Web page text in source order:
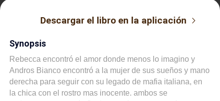
Descargar el libro en la aplicación
Synopsis
Rebecca encontró el amor donde menos lo imagino y
Andros Bianco encontró a la mujer de sus sueños y mano
derecha para seguir con su legado de mafia italiana, en
la chica con el rostro mas inocente. ambos se